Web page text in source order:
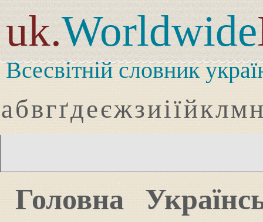
uk.Worldwide
Всесвітній словник
абвгґдеєжзиіїйклмн
Головна